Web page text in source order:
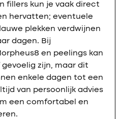
fillers kun je vaak direct
hervatten; eventuele
plekken verdwijnen
dagen. Bij
en peelings kan
zijn, maar dit
enkele dagen tot een
van persoonlijk advies
een comfortabel en